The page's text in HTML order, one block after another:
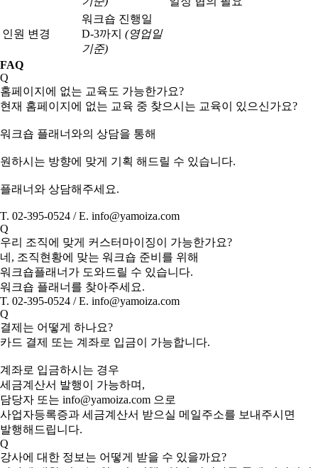
인원 변경
워크숍 진행일
D-3까지 (영업일
기준)
FAQ
Q
홈페이지에 없는 교육도 가능한가요?
현재 홈페이지에 없는 교육 중 찾으시는 교육이 있으신가요?
워크숍 플래너와의 상담을 통해
원하시는 방향에 맞게 기획 해드릴 수 있습니다.
플래너와 상담해주세요.
T. 02-395-0524 / E. info@yamoiza.com
Q
우리 조직에 맞게 커스터마이징이 가능한가요?
네, 조직현황에 맞는 워크숍 준비를 위해
워크숍플래너가 도와드릴 수 있습니다.
워크숍 플래너를 찾아주세요.
T. 02-395-0524 / E. info@yamoiza.com
Q
결제는 어떻게 하나요?
카드 결제 또는 계좌로 입금이 가능합니다.
계좌로 입금하시는 경우
세금계산서 발행이 가능하며,
담당자 또는 info@yamoiza.com 으로
사업자등록증과 세금계산서 받으실 메일주소를 보내주시면
발행해드립니다.
Q
강사에 대한 정보는 어떻게 받을 수 있을까요?